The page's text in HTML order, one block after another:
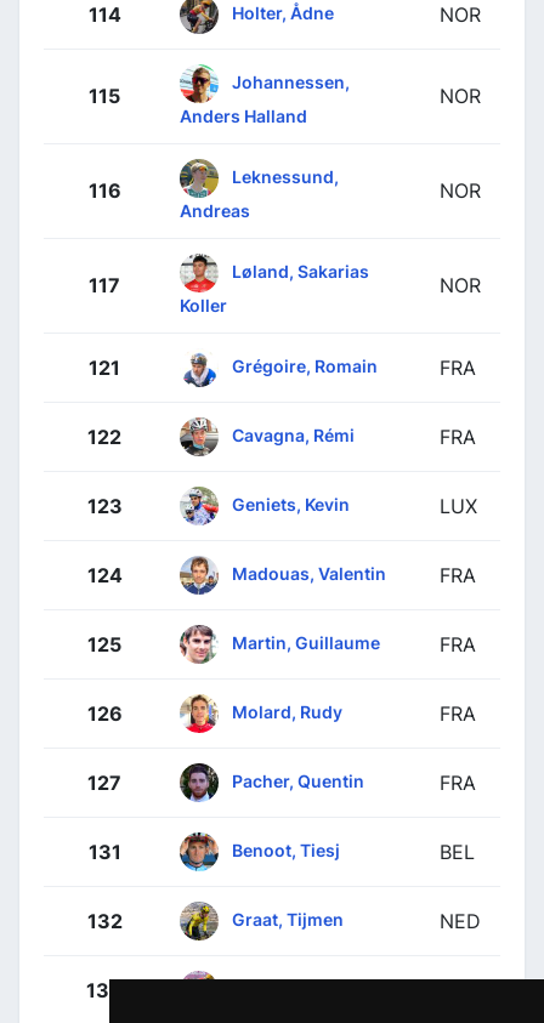
114 Holter, Ådne NOR
115
Johannessen,
Anders Halland
NOR
116
Leknessund,
Andreas
NOR
117
Løland, Sakarias
Koller
NOR
121 Grégoire, Romain FRA
122 Cavagna, Rémi FRA
123 Geniets, Kevin LUX
124 Madouas, Valentin FRA
125 Martin, Guillaume FRA
126 Molard, Rudy FRA
127 Pacher, Quentin FRA
131 Benoot, Tiesj BEL
132 Graat, Tijmen NED
133